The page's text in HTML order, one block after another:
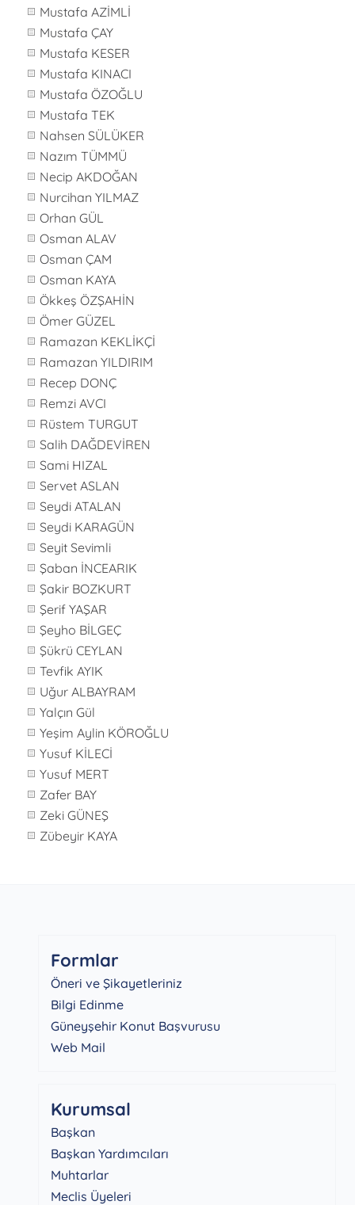
Mustafa AZİMLİ
Mustafa ÇAY
Mustafa KESER
Mustafa KINACI
Mustafa ÖZOĞLU
Mustafa TEK
Nahsen SÜLÜKER
Nazım TÜMMÜ
Necip AKDOĞAN
Nurcihan YILMAZ
Orhan GÜL
Osman ALAV
Osman ÇAM
Osman KAYA
Ökkeş ÖZŞAHİN
Ömer GÜZEL
Ramazan KEKLİKÇİ
Ramazan YILDIRIM
Recep DONÇ
Remzi AVCI
Rüstem TURGUT
Salih DAĞDEVİREN
Sami HIZAL
Servet ASLAN
Seydi ATALAN
Seydi KARAGÜN
Seyit Sevimli
Şaban İNCEARIK
Şakir BOZKURT
Şerif YAŞAR
Şeyho BİLGEÇ
Şükrü CEYLAN
Tevfik AYIK
Uğur ALBAYRAM
Yalçın Gül
Yeşim Aylin KÖROĞLU
Yusuf KİLECİ
Yusuf MERT
Zafer BAY
Zeki GÜNEŞ
Zübeyir KAYA
Formlar
Öneri ve Şikayetleriniz
Bilgi Edinme
Güneyşehir Konut Başvurusu
Web Mail
Kurumsal
Başkan
Başkan Yardımcıları
Muhtarlar
Meclis Üyeleri